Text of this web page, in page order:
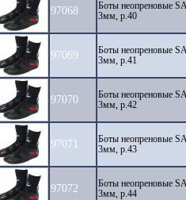
97068
Боты неопреновые
3мм, р.40
97069
Боты неопреновые
3мм, р.41
97070
Боты неопреновые
3мм, р.42
97071
Боты неопреновые
3мм, р.43
97072
Боты неопреновые
3мм, р.44